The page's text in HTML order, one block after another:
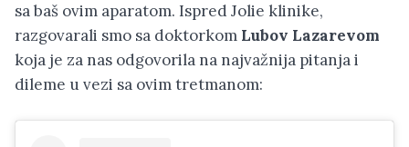
sa baš ovim aparatom. Ispred Jolie klinike,
razgovarali smo sa doktorkom Lubov Lazarevom
koja je za nas odgovorila na najvažnija pitanja i
dileme u vezi sa ovim tretmanom: